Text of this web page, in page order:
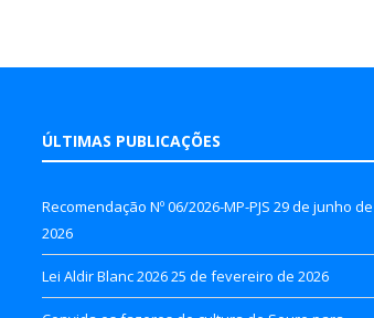
ÚLTIMAS PUBLICAÇÕES
Recomendação Nº 06/2026-MP-PJS 29 de junho de
2026
Lei Aldir Blanc 202625 de fevereiro de 2026